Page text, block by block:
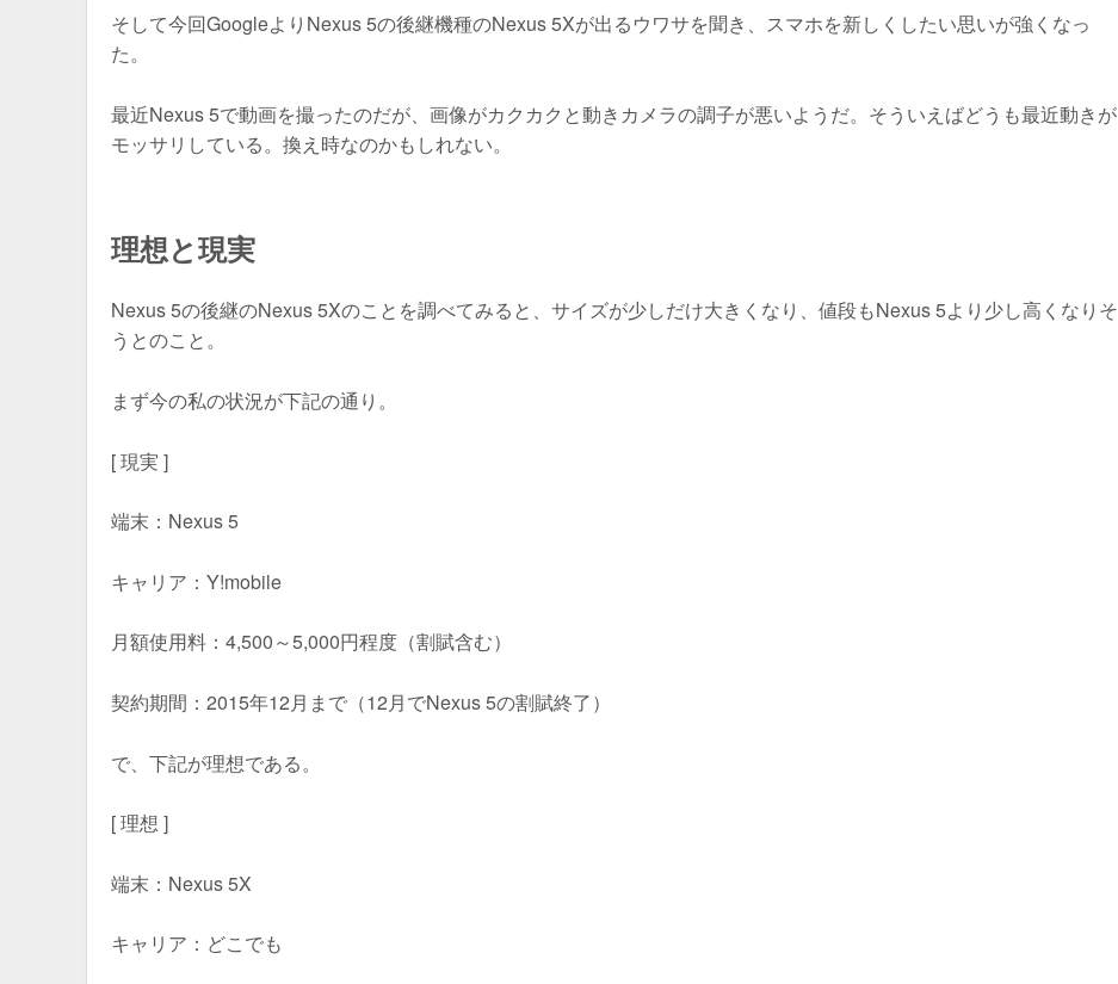
そして今回GoogleよりNexus 5の後継機種のNexus 5Xが出るウワサを聞き、スマホを新しくしたい思いが強くなっ
た。
最近Nexus 5で動画を撮ったのだが、画像がカクカクと動きカメラの調子が悪いようだ。そういえばどうも最近動きが
モッサリしている。換え時なのかもしれない。
理想と現実
Nexus 5の後継のNexus 5Xのことを調べてみると、サイズが少しだけ大きくなり、値段もNexus 5より少し高くなりそ
うとのこと。
まず今の私の状況が下記の通り。
[ 現実 ]
端末：Nexus 5
キャリア：Y!mobile
月額使用料：4,500～5,000円程度（割賦含む）
契約期間：2015年12月まで（12月でNexus 5の割賦終了）
で、下記が理想である。
[ 理想 ]
端末：Nexus 5X
キャリア：どこでも